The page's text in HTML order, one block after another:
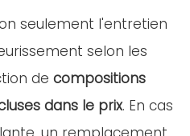
seulement l'entretien
selon les
de compositions
dans le prix. En cas